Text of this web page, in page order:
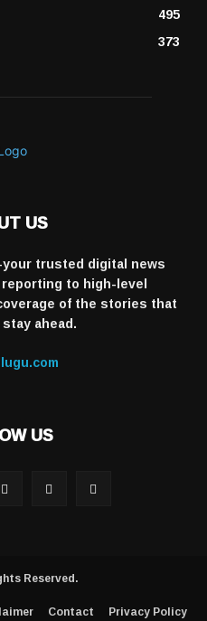
495
373
US
trusted digital news
to high-level
of the stories that
ahead.
US
Reserved.
Contact Privacy Policy